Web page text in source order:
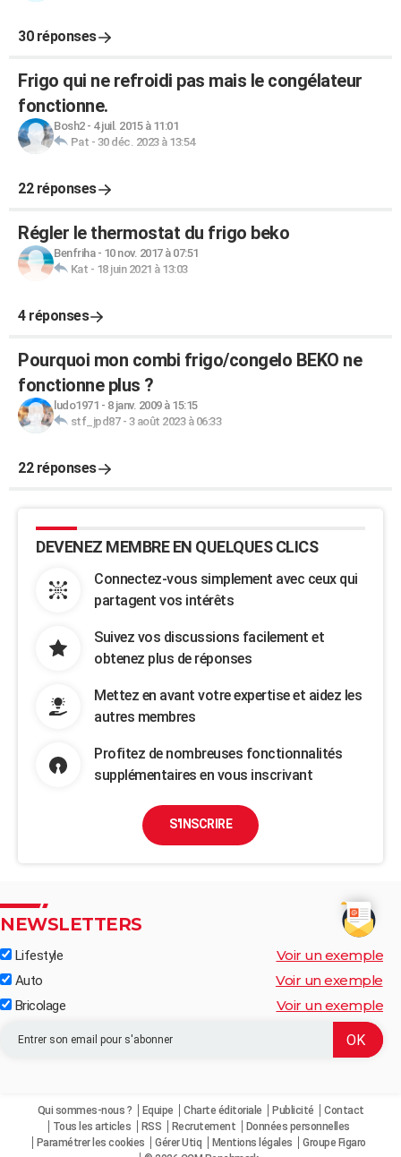
30 réponses
Frigo qui ne refroidi pas mais le congélateur
fonctionne.
Bosh2- 4 juil. 2015 à 11:01
Pat - 30 déc. 2023 à 13:54
22 réponses
Régler le thermostat du frigo beko
Benfriha- 10 nov. 2017 à 07:51
Kat - 18 juin 2021 à 13:03
4 réponses
Pourquoi mon combi frigo/congelo BEKO ne
fonctionne plus ?
ludo1971 - 8 janv. 2009 à 15:15
stf_jpd87- 3 août 2023 à 06:33
22 réponses
DEVENEZ MEMBRE EN QUELQUES CLICS
Connectez-vous simplement avec ceux qui
partagent vos intérêts
Suivez vos discussions facilement et
obtenez plus de réponses
Mettez en avant votre expertise et aidez les
autres membres
Profitez de nombreuses fonctionnalités
supplémentaires en vous inscrivant
S'INSCRIRE
NEWSLETTERS
Lifestyle Voir un exemple
Auto Voir un exemple
Bricolage Voir un exemple
Qui sommes-nous ? Equipe Charte éditoriale Publicité
Contact
Tous les articles
RSS Recrutement
Données personnelles
Paramétrer les cookies
Gérer Utiq Mentions légales
Groupe Figaro